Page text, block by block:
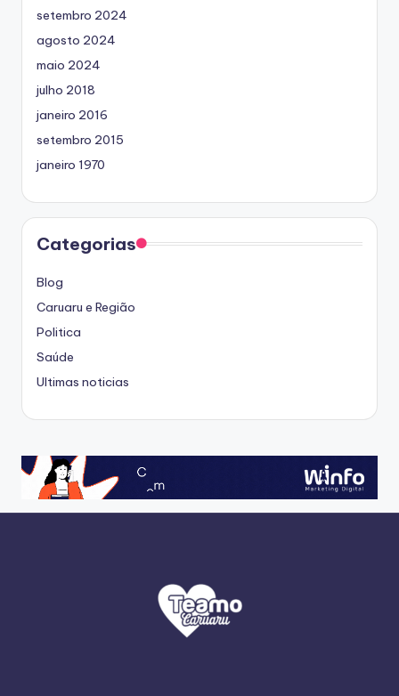
setembro 2024
agosto 2024
maio 2024
julho 2018
janeiro 2016
setembro 2015
janeiro 1970
Categorias
Blog
Caruaru e Região
Politica
Saúde
Ultimas noticias